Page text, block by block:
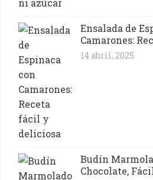
Ensalada de
Camarones:
14 abril, 2025
Budín
Chocolate,